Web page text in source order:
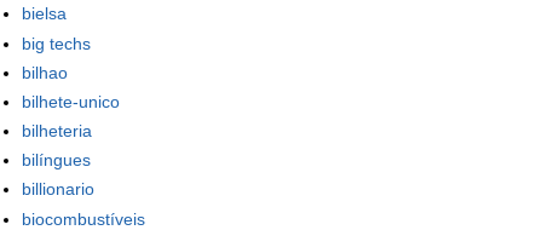
bielsa
big techs
bilhao
bilhete-unico
bilheteria
bilíngues
billionario
biocombustíveis